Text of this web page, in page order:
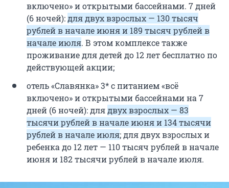
включено» и открытыми бассейнами. 7 дней
(6 ночей):для двух взрослых — 130 тысяч
рублей в начале июня и 189 тысяч рублей в
начале июля. В этом комплексе также
проживание для детей до 12 лет бесплатно по
действующей акции;
отель «Славянка» 3* с питанием «всё
включено» и открытыми бассейнами на 7
дней (6 ночей): длядвух взрослых — 83
тысячи рублей в начале июня и 134 тысячи
рублей в начале июля; для двух взрослых и
ребенка до 12 лет — 110 тысяч рублей в начале
июня и 182 тысячи рублей в начале июля.